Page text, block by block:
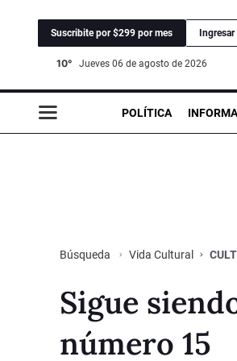
Suscribite por $299 por mes Ingresar
10° jueves 06 de agosto de 2026
POLÍTICA
Búsqueda Vida Cultural
Sigue
número 15